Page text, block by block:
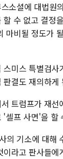
소셜에 대법원
할 수 없고 결정
마비될 정도가
미스 특별검
결도 재의하게
트럼프가 재
'셀프 사면'을 할
의 기소에 대해
라고 판사들